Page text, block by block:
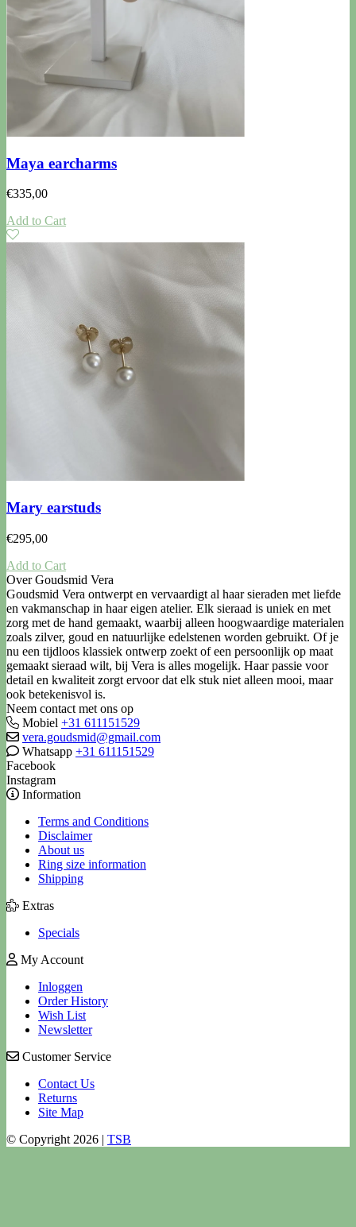
Maya earcharms
€335,00
Add to Cart
Mary earstuds
€295,00
Add to Cart
Over Goudsmid Vera
Goudsmid Vera ontwerpt en vervaardigt al haar sieraden met liefde
en vakmanschap in haar eigen atelier. Elk sieraad is uniek en met
zorg met de hand gemaakt, waarbij alleen hoogwaardige materialen
zoals zilver, goud en natuurlijke edelstenen worden gebruikt. Of je
nu een tijdloos klassiek ontwerp zoekt of een persoonlijk op maat
gemaakt sieraad wilt, bij Vera is alles mogelijk. Haar passie voor
detail en kwaliteit zorgt ervoor dat elk stuk niet alleen mooi, maar
ook betekenisvol is.
Neem contact met ons op
Mobiel +31 611151529
vera.goudsmid@gmail.com
Whatsapp +31 611151529
Facebook
Instagram
Information
Terms and Conditions
Disclaimer
About us
Ring size information
Shipping
Extras
Specials
My Account
Inloggen
Order History
Wish List
Newsletter
Customer Service
Contact Us
Returns
Site Map
© Copyright 2026 | TSB